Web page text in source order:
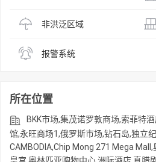
非洪泛区域
报警系统
所在位置
BKK市场,集茂诺罗敦商场,索菲特
馆,永旺商场1,俄罗斯市场,钻石岛,独立
CAMBODIA,Chip Mong 271 Mega